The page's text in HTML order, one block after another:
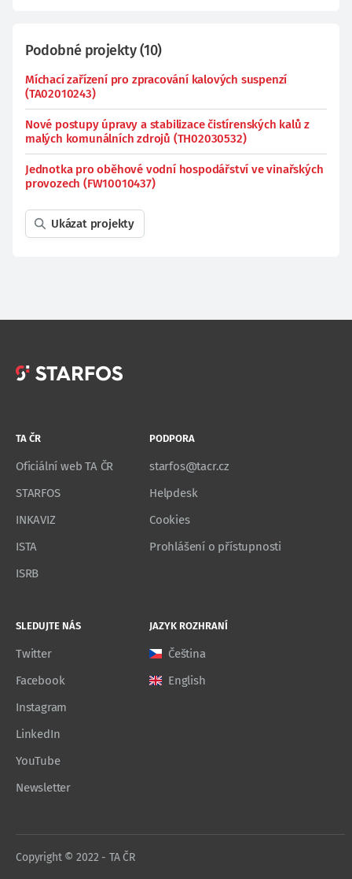
Podobné projekty(10)
Míchací zařízení pro zpracování kalových suspenzí
(TA02010243)
Nové postupy úpravy a stabilizace čistírenských kalů z
malých komunálních zdrojů (TH02030532)
Jednotka pro oběhové vodní hospodářství ve vinařských
provozech (FW10010437)
Ukázat projekty
TA ČR
Oficiální web TA ČR
STARFOS
INKAVIZ
ISTA
ISRB
PODPORA
starfos@tacr.cz
Helpdesk
Cookies
Prohlášení o přístupnosti
SLEDUJTE NÁS
Twitter
Facebook
Instagram
LinkedIn
YouTube
Newsletter
JAZYK ROZHRANÍ
Čeština
English
Copyright © 2022 - TA ČR